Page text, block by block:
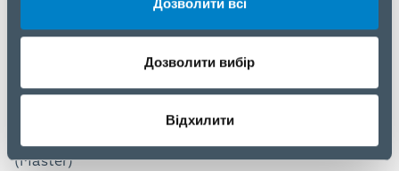
Дозволити всі
Дозволити вибір
Відхилити
Висота
210 мм
Довжина коробки
(Master)
285 мм